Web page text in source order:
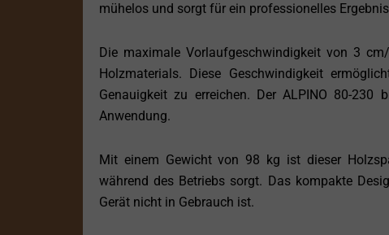
mühelos und sorgt für ein professionelles
Die maximale Vorlaufgeschwindigkeit von 3
Holzmaterials. Diese Geschwindigkeit
Genauigkeit zu erreichen. Der ALPINO 80-
Anwendung.
Mit einem Gewicht von 98 kg ist dieser
während des Betriebs sorgt. Das kompakte
Gerät nicht in Gebrauch ist.